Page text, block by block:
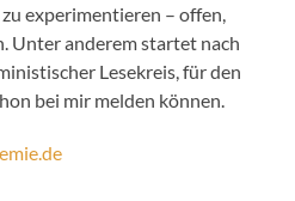
experimentieren – offen,
Unter anderem startet nach
Lesekreis, für den
bei mir melden können.